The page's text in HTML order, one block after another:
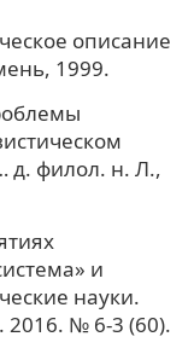
описание
1999.
д. филол. н. Л.,
и
науки.
2016. № 6-3 (60).